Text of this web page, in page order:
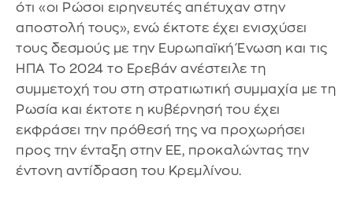
ότι «οι Ρώσοι ειρηνευτές απέτυχαν στην
αποστολή τους», ενώ έκτοτε έχει ενισχύσει
τους δεσμούς με την Ευρωπαϊκή Ένωση και τις
ΗΠΑ Το 2024 το Ερεβάν ανέστειλε τη
συμμετοχή του στη στρατιωτική συμμαχία με τη
Ρωσία και έκτοτε η κυβέρνησή του έχει
εκφράσει την πρόθεσή της να προχωρήσει
προς την ένταξη στην ΕΕ, προκαλώντας την
έντονη αντίδραση του Κρεμλίνου.